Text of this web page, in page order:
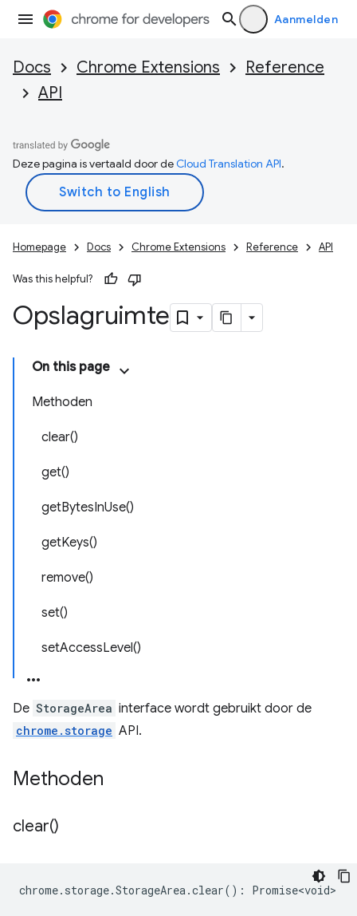
Aanmelden
Docs Chrome Extensions
Reference
API
Deze pagina is vertaald door deCloud Translation API.
Homepage Docs Chrome Extensions Reference API
Was this helpful?
Opslagruimte
On this page
Methoden
clear()
get()
getBytesInUse()
getKeys()
remove()
set()
setAccessLevel()
De StorageArea interface wordt gebruikt door de
chrome.storage API.
Methoden
clear()
chrome. storage.StorageArea.clear() : Promise<void>